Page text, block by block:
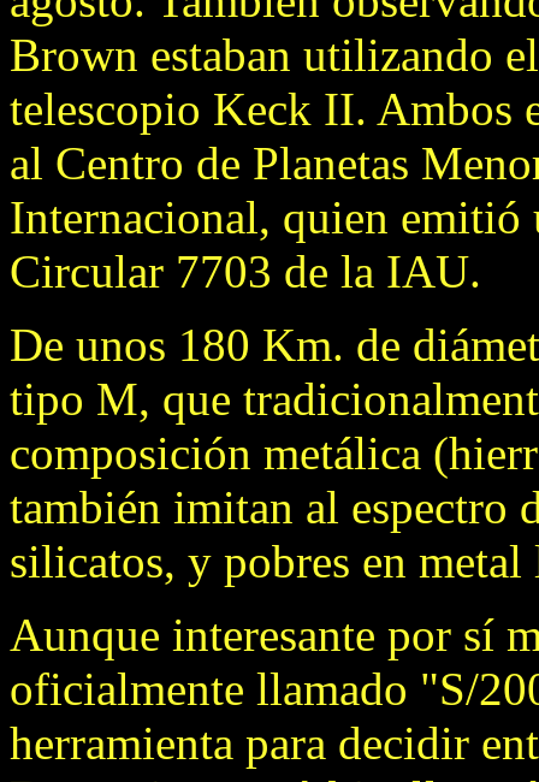
Brown estaban utilizando
telescopio Keck II. Ambos
al Centro de Planetas
Internacional, quien
Circular 7703 de la IAU.
De unos 180 Km. de
tipo M, que
composición metálica
también imitan al espectro
silicatos, y pobres en
Aunque interesante por sí
oficialmente llamado "S/
herramienta para decidir